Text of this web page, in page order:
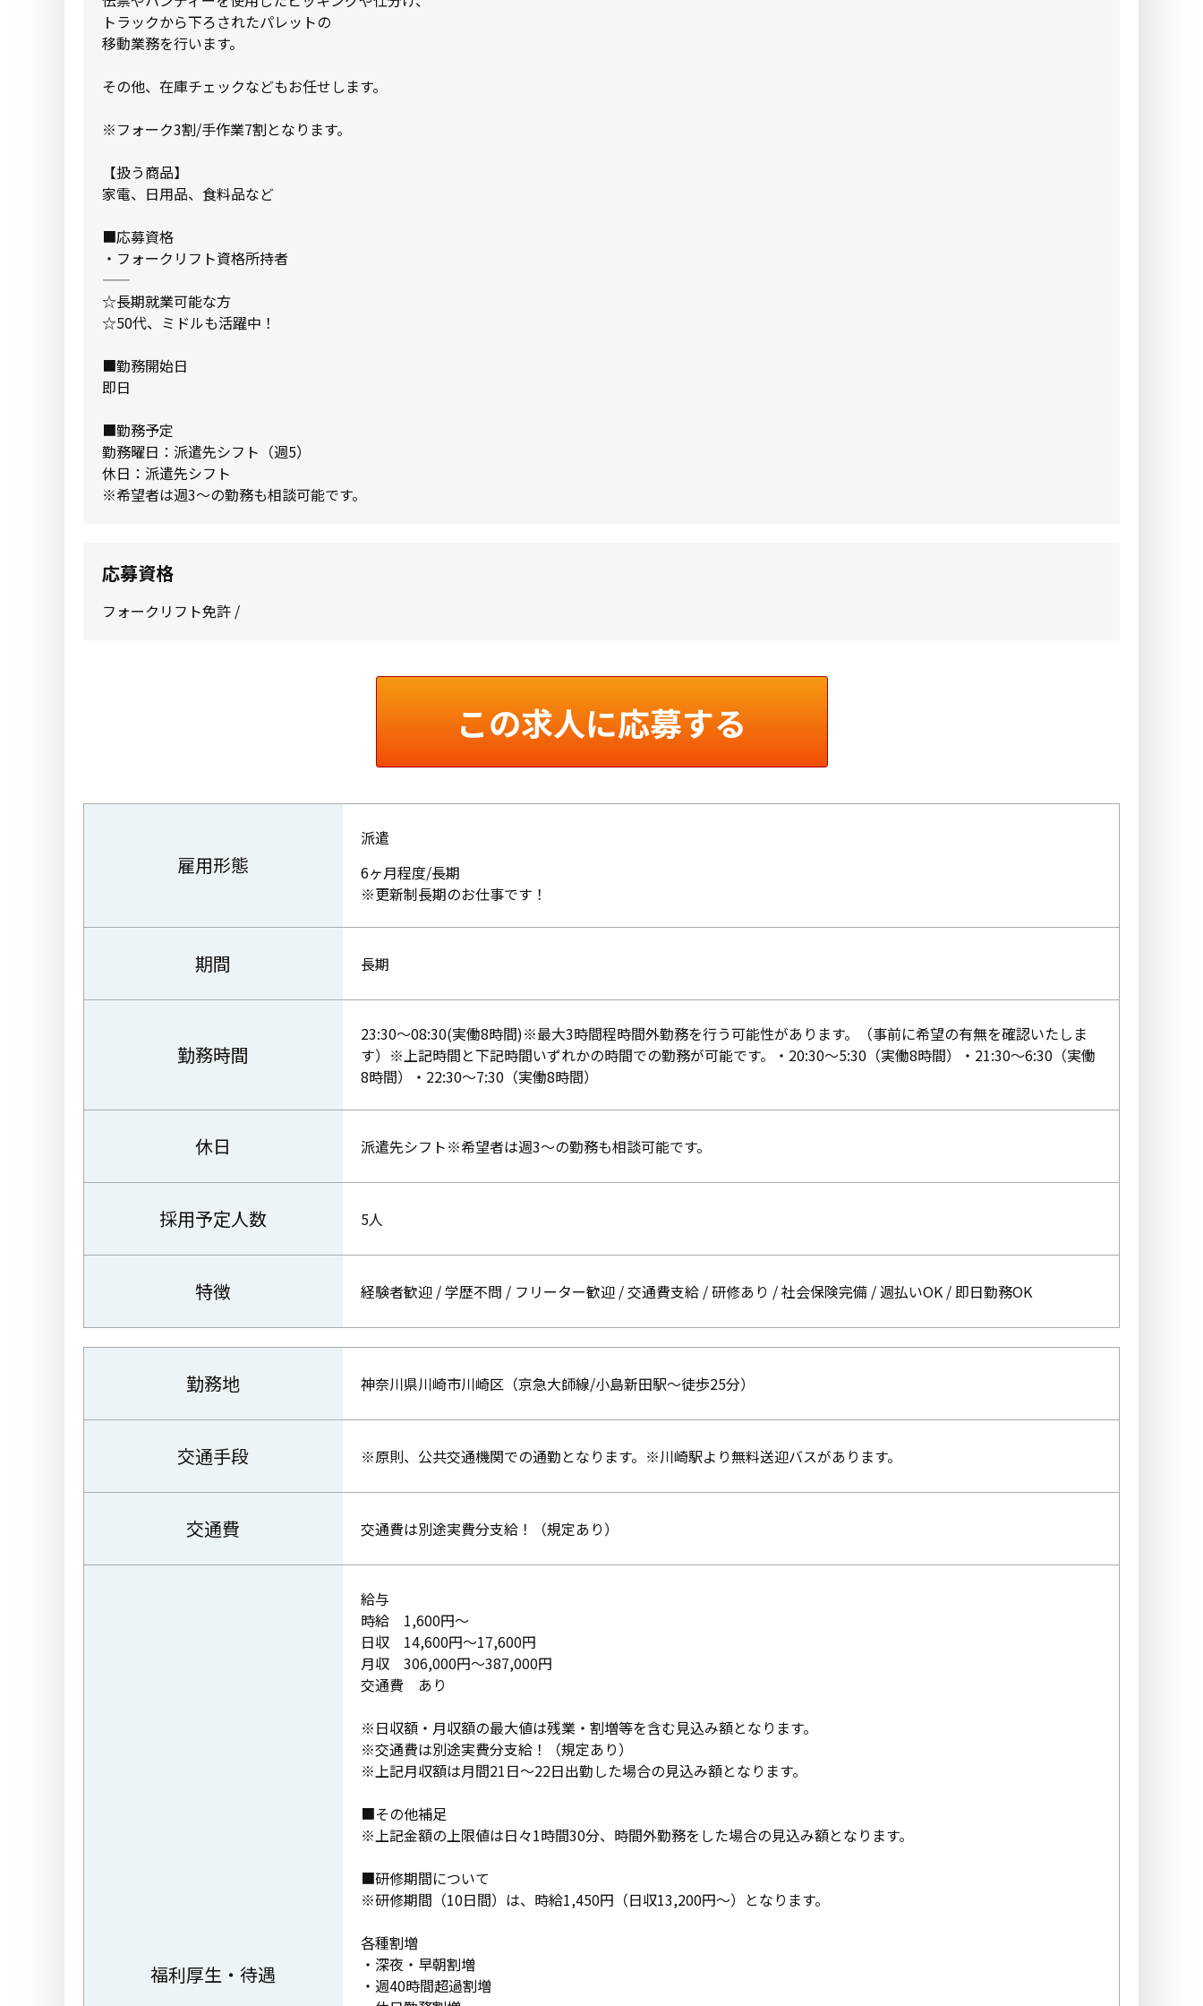
トラックから下ろされたパレットの
移動業務を行います。
その他、在庫チェックなどもお任せします。
※フォーク3割/手作業7割となります。
【扱う商品】
家電、日用品、食料品など
■応募資格
・フォークリフト資格所持者
――――――――――――――
☆長期就業可能な方
☆50代、ミドルも活躍中！
■勤務開始日
即日
■勤務予定
勤務曜日：派遣先シフト（週5）
休日：派遣先シフト
※希望者は週3〜の勤務も相談可能です。
応募資格
フォークリフト免許 /
この求人に応募する
雇用形態
派遣
6ヶ月程度/長期
※更新制長期のお仕事です！
期間 長期
勤務時間
23:30〜08:30(実働8時間)※最大3時間程時間外勤務を行う可能性があります。（事前に希望の有無を確認いたしま
す）※上記時間と下記時間いずれかの時間での勤務が可能です。・20:30〜5:30（実働8時間）・21:30〜6:30（実働
8時間）・22:30〜7:30（実働8時間）
休日 派遣先シフト※希望者は週3〜の勤務も相談可能です。
採用予定人数 5人
特徴 経験者歓迎 / 学歴不問 / フリーター歓迎 / 交通費支給 / 研修あり / 社会保険完備 / 週払いOK / 即日勤務OK
勤務地 神奈川県川崎市川崎区（京急大師線/小島新田駅〜徒歩25分）
交通手段 ※原則、公共交通機関での通勤となります。※川崎駅より無料送迎バスがあります。
交通費 交通費は別途実費分支給！（規定あり）
福利厚生・待遇
給与
時給 1,600円〜
日収 14,600円〜17,600円
月収 306,000円〜387,000円
交通費 あり
※日収額・月収額の最大値は残業・割増等を含む見込み額となります。
※交通費は別途実費分支給！（規定あり）
※上記月収額は月間21日〜22日出勤した場合の見込み額となります。
■その他補足
※上記金額の上限値は日々1時間30分、時間外勤務をした場合の見込み額となります。
■研修期間について
※研修期間（10日間）は、時給1,450円（日収13,200円〜）となります。
各種割増
・深夜・早朝割増
・週40時間超過割増